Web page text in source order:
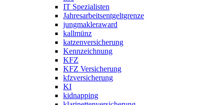
IT Spezialisten
Jahresarbeitsentgeltgrenze
jungmakleraward
kallmünz
katzenversicherung
Kennzeichnung
KFZ
KFZ Versicherung
kfzversicherung
KI
kidnapping